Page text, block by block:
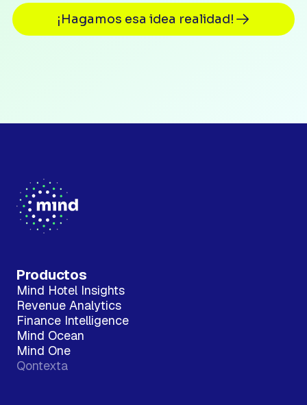
¡Hagamos esa idea realidad!
Productos
Mind Hotel Insights
Revenue Analytics
Finance Intelligence
Mind Ocean
Mind One
Qontexta